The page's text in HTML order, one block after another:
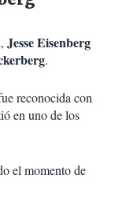
, Jesse Eisenberg
.
reconocida con
en uno de los
el momento de